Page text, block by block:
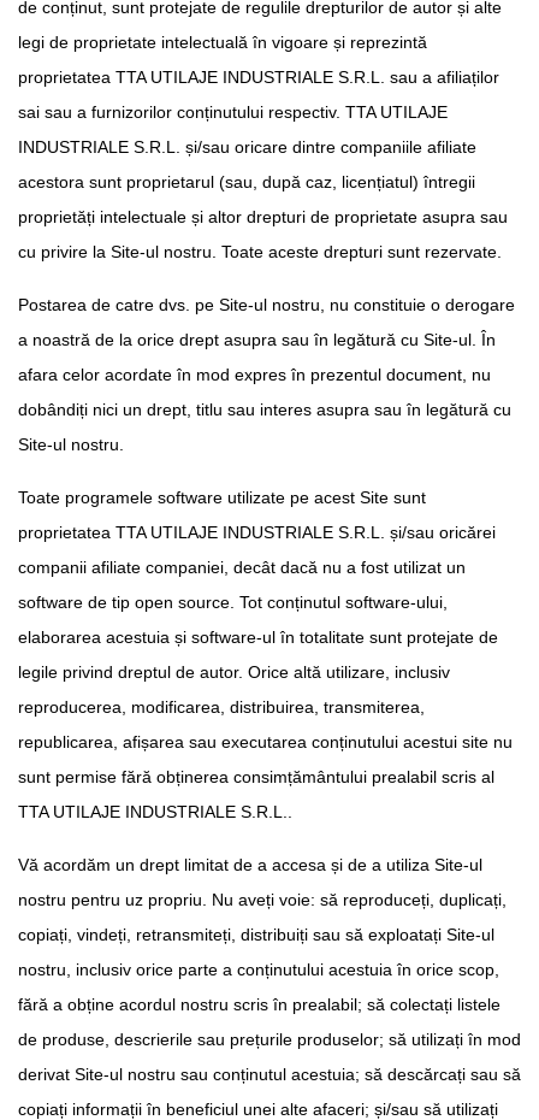
de conținut, sunt protejate de regulile drepturilor de autor și alte
legi de proprietate intelectuală în vigoare și reprezintă
proprietatea TTA UTILAJE INDUSTRIALE S.R.L. sau a afiliaților
sai sau a furnizorilor conținutului respectiv. TTA UTILAJE
INDUSTRIALE S.R.L. și/sau oricare dintre companiile afiliate
acestora sunt proprietarul (sau, după caz, licențiatul) întregii
proprietăți intelectuale și altor drepturi de proprietate asupra sau
cu privire la Site-ul nostru. Toate aceste drepturi sunt rezervate.
Postarea de catre dvs. pe Site-ul nostru, nu constituie o derogare
a noastră de la orice drept asupra sau în legătură cu Site-ul. În
afara celor acordate în mod expres în prezentul document, nu
dobândiți nici un drept, titlu sau interes asupra sau în legătură cu
Site-ul nostru.
Toate programele software utilizate pe acest Site sunt
proprietatea TTA UTILAJE INDUSTRIALE S.R.L. și/sau oricărei
companii afiliate companiei, decât dacă nu a fost utilizat un
software de tip open source. Tot conținutul software-ului,
elaborarea acestuia și software-ul în totalitate sunt protejate de
legile privind dreptul de autor. Orice altă utilizare, inclusiv
reproducerea, modificarea, distribuirea, transmiterea,
republicarea, afișarea sau executarea conținutului acestui site nu
sunt permise fără obținerea consimțământului prealabil scris al
TTA UTILAJE INDUSTRIALE S.R.L..
Vă acordăm un drept limitat de a accesa și de a utiliza Site-ul
nostru pentru uz propriu. Nu aveți voie: să reproduceți, duplicați,
copiați, vindeți, retransmiteți, distribuiți sau să exploatați Site-ul
nostru, inclusiv orice parte a conținutului acestuia în orice scop,
fără a obține acordul nostru scris în prealabil; să colectați listele
de produse, descrierile sau prețurile produselor; să utilizați în mod
derivat Site-ul nostru sau conținutul acestuia; să descărcați sau să
copiați informații în beneficiul unei alte afaceri; și/sau să utilizați